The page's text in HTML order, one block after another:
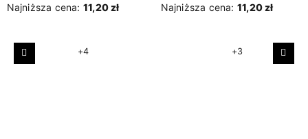
Najniższa cena: 11,20 zł
+4
Najniższa cena: 11,20 zł
+3
Poprzedni